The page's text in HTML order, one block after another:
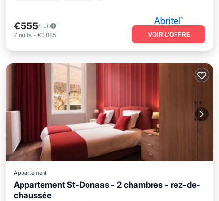
€555/nuit
7 nuits - €3,885 VOIR L’OFFRE
Appartement
Appartement St-Donaas - 2 chambres - rez-de-
chaussée